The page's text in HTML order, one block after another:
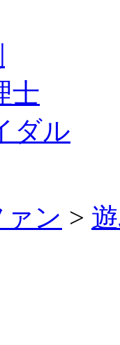
士
ダル
ン >